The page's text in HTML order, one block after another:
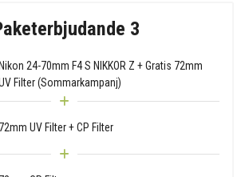
3
Nikon 24-70mm F4 S NIKKOR Z + Gratis 72mm
Filter (Sommarkampanj)
72mm UV Filter + CP Filter